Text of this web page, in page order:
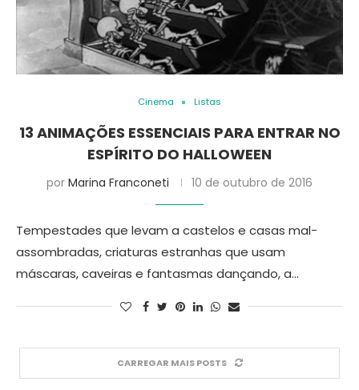
Cinema Listas
13 ANIMAÇÕES ESSENCIAIS PARA ENTRAR NO
ESPÍRITO DO HALLOWEEN
por Marina Franconeti 10 de outubro de 2016
Tempestades que levam a castelos e casas mal-
assombradas, criaturas estranhas que usam
máscaras, caveiras e fantasmas dançando, a…
CARREGAR MAIS POSTS